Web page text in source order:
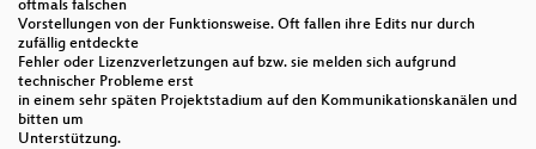
oftmals falschen
Vorstellungen von der Funktionsweise. Oft fallen ihre Edits nur durch
zufällig entdeckte
Fehler oder Lizenzverletzungen auf bzw. sie melden sich aufgrund
technischer Probleme erst
in einem sehr späten Projektstadium auf den Kommunikationskanälen und
bitten um
Unterstützung.